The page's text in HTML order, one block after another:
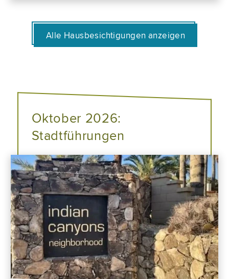
Alle Hausbesichtigungen anzeigen
Oktober 2026:
Stadtführungen